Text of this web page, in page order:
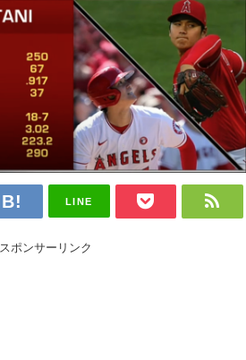
LINE
スポンサーリンク